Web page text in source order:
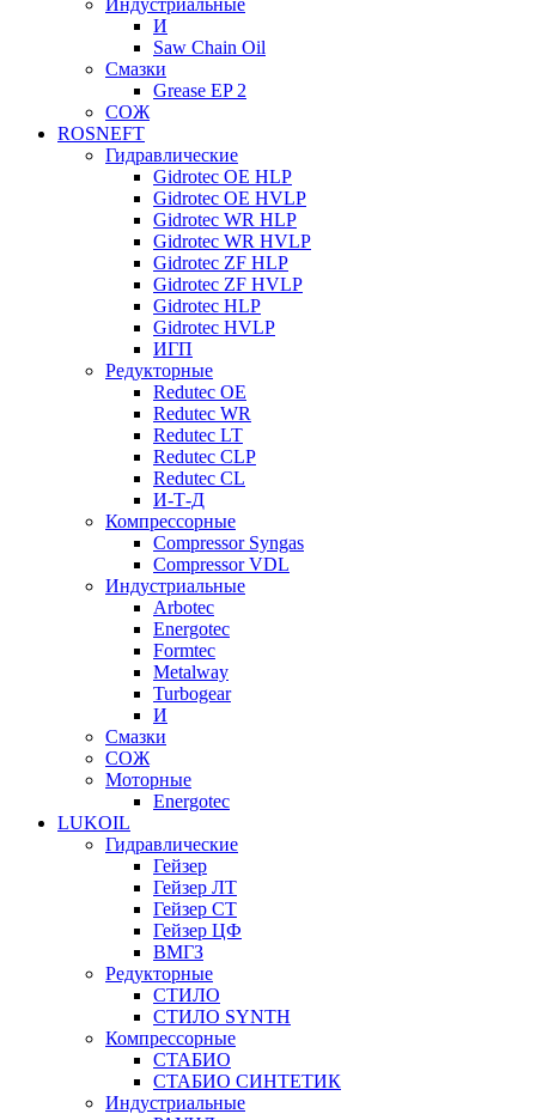
Индустриальные
И
Saw Chain Oil
Смазки
Grease EP 2
СОЖ
ROSNEFT
Гидравлические
Gidrotec OE HLP
Gidrotec OE HVLP
Gidrotec WR HLP
Gidrotec WR HVLP
Gidrotec ZF HLP
Gidrotec ZF HVLP
Gidrotec HLP
Gidrotec HVLP
ИГП
Редукторные
Redutec OE
Redutec WR
Redutec LT
Redutec CLP
Redutec CL
И-Т-Д
Компрессорные
Compressor Syngas
Compressor VDL
Индустриальные
Arbotec
Energotec
Formtec
Metalway
Turbogear
И
Смазки
СОЖ
Моторные
Energotec
LUKOIL
Гидравлические
Гейзер
Гейзер ЛТ
Гейзер СТ
Гейзер ЦФ
ВМГЗ
Редукторные
СТИЛО
СТИЛО SYNTH
Компрессорные
СТАБИО
СТАБИО СИНТЕТИК
Индустриальные